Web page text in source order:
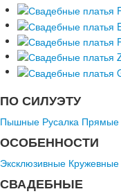
ПО СИЛУЭТУ
Пышные Русалка Прямые
ОСОБЕННОСТИ
Эксклюзивные Кружевные
СВАДЕБНЫЕ